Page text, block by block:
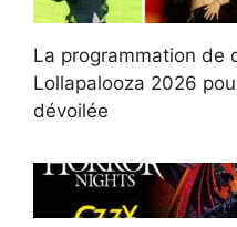
La programmation de
Lollapalooza 2026
dévoilée